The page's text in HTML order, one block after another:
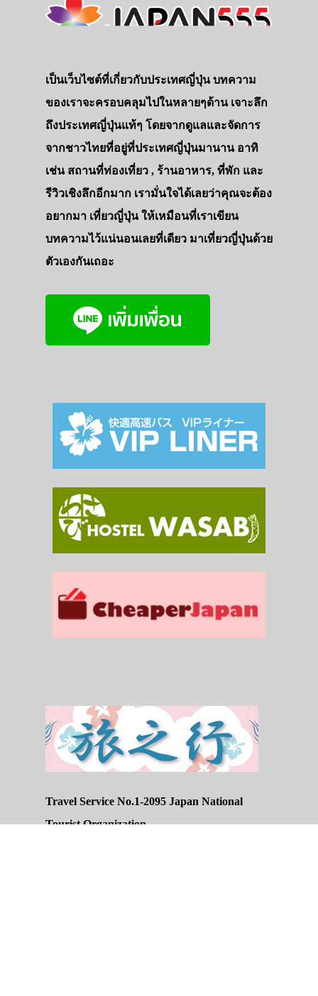
เป็นเว็บไซต์ที่เกี่ยวกับประเทศญี่ปุ่น บทความ
ของเราจะครอบคลุมไปในหลายๆด้าน เจาะลึก
ถึงประเทศญี่ปุ่นแท้ๆ โดยจากดูแลและจัดการ
จากชาวไทยที่อยู่ที่ประเทศญี่ปุ่นมานาน อาทิ
เช่น สถานที่ท่องเที่ยว , ร้านอาหาร, ที่พัก และ
รีวิวเชิงลึกอีกมาก เรามั่นใจได้เลยว่าคุณจะต้อง
อยากมา เที่ยวญี่ปุ่น ให้เหมือนที่เราเขียน
บทความไว้แน่นอนเลยที่เดียว มาเที่ยวญี่ปุ่นด้วย
ตัวเองกันเถอะ
Travel Service No.1-2095 Japan National
Tourist Organization